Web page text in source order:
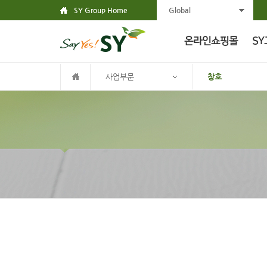
SY Group Home Global
온라인쇼핑몰 SY
사업부문 창호